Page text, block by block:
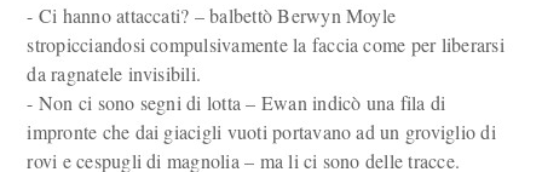
- Ci hanno attaccati? – balbettò Berwyn Moyle
stropicciandosi compulsivamente la faccia come per liberarsi
da ragnatele invisibili.
- Non ci sono segni di lotta – Ewan indicò una fila di
impronte che dai giacigli vuoti portavano ad un groviglio di
rovi e cespugli di magnolia – ma li ci sono delle tracce.